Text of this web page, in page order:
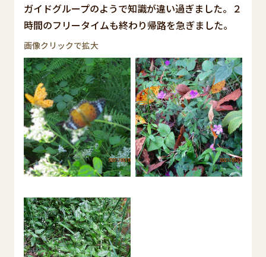
ガイドグループのようで知識が違い過ぎました。２
時間のフリータイムも終わり帰路を急ぎました。
画像クリックで拡大